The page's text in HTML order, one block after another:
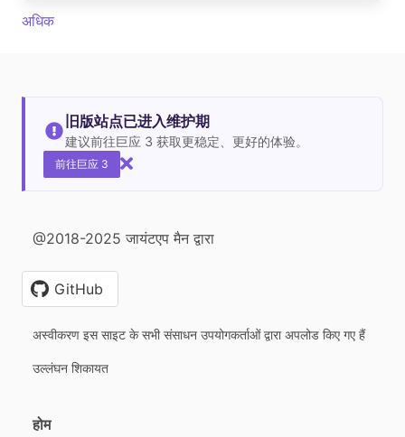
अधिक
旧版站点已进入维护期
建议前往巨应 3 获取更稳定、更好的体验。
前往巨应 3
@2018-2025 जायंटएप मैन द्वारा
GitHub
अस्वीकरण इस साइट के सभी संसाधन उपयोगकर्ताओं द्वारा अपलोड किए गए हैं
उल्लंघन शिकायत
होम